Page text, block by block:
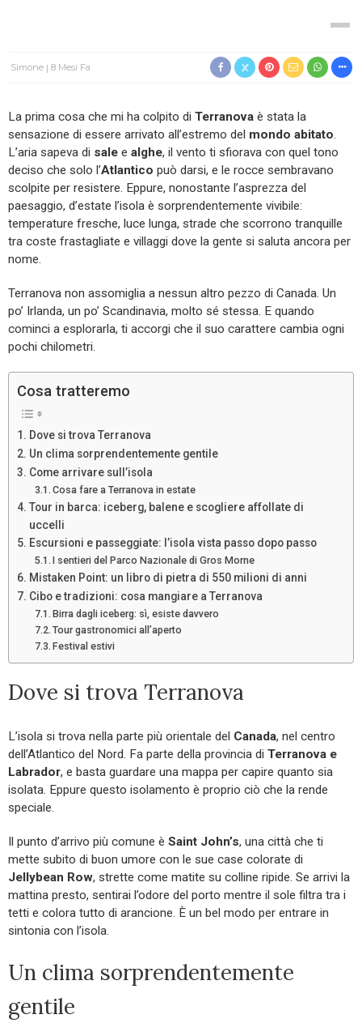
Simone 8 Mesi Fa
La prima cosa che mi ha colpito di Terranova è stata la
sensazione di essere arrivato all’estremo del mondo abitato.
L’aria sapeva di sale e alghe, il vento ti sfiorava con quel tono
deciso che solo l’Atlantico può darsi, e le rocce sembravano
scolpite per resistere. Eppure, nonostante l’asprezza del
paesaggio, d’estate l’isola è sorprendentemente vivibile:
temperature fresche, luce lunga, strade che scorrono tranquille
tra coste frastagliate e villaggi dove la gente si saluta ancora per
nome.
Terranova non assomiglia a nessun altro pezzo di Canada. Un
po’ Irlanda, un po’ Scandinavia, molto sé stessa. E quando
cominci a esplorarla, ti accorgi che il suo carattere cambia ogni
pochi chilometri.
Cosa tratteremo
Dove si trova Terranova
Un clima sorprendentemente gentile
Come arrivare sull’isola
Cosa fare a Terranova in estate
Tour in barca: iceberg, balene e scogliere affollate di
uccelli
Escursioni e passeggiate: l’isola vista passo dopo passo
I sentieri del Parco Nazionale di Gros Morne
Mistaken Point: un libro di pietra di 550 milioni di anni
Cibo e tradizioni: cosa mangiare a Terranova
Birra dagli iceberg: sì, esiste davvero
Tour gastronomici all’aperto
Festival estivi
Dove si trova Terranova
L’isola si trova nella parte più orientale del Canada, nel centro
dell’Atlantico del Nord. Fa parte della provincia di Terranova e
Labrador, e basta guardare una mappa per capire quanto sia
isolata. Eppure questo isolamento è proprio ciò che la rende
speciale.
Il punto d’arrivo più comune è Saint John’s, una città che ti
mette subito di buon umore con le sue case colorate di
Jellybean Row, strette come matite su colline ripide. Se arrivi la
mattina presto, sentirai l’odore del porto mentre il sole filtra tra i
tetti e colora tutto di arancione. È un bel modo per entrare in
sintonia con l’isola.
Un clima sorprendentemente
gentile